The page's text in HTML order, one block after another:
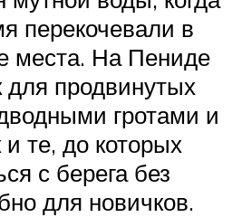
перекочевали в
места. На Пениде
для продвинутых
гротами и
те, до которых
с берега без
для новичков.